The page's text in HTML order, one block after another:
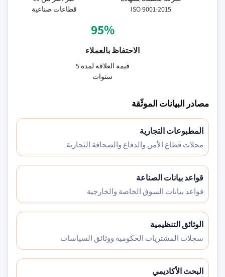
ISO 9001-2015
قطاعات صناعية
95%
الاحتفاظ بالعملاء
قيمة العلاقة لمدة 5
سنوات
مصادر البيانات الموثّقة
المطبوعات التجارية
مجلات قطاع الأمن والدفاع والصحافة التجارية
قواعد بيانات الصناعة
قواعد بيانات السوق الخاصة والخارجية
الوثائق التنظيمية
سجلات المشتريات الحكومية ووثائق السياسات
البحث الأكاديمي